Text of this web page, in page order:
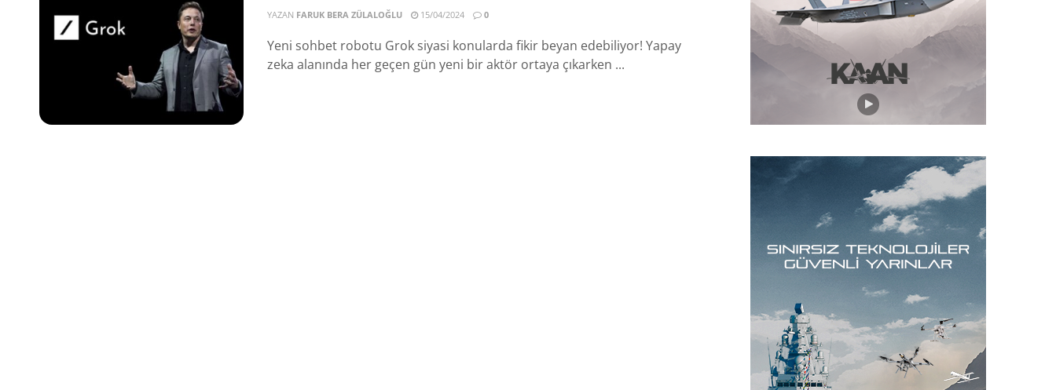
YAZAN FARUK BERA ZÜLALOĞLU 15/04/2024 0
Yeni sohbet robotu Grok siyasi konularda fikir beyan edebiliyor! Yapay
zeka alanında her geçen gün yeni bir aktör ortaya çıkarken ...